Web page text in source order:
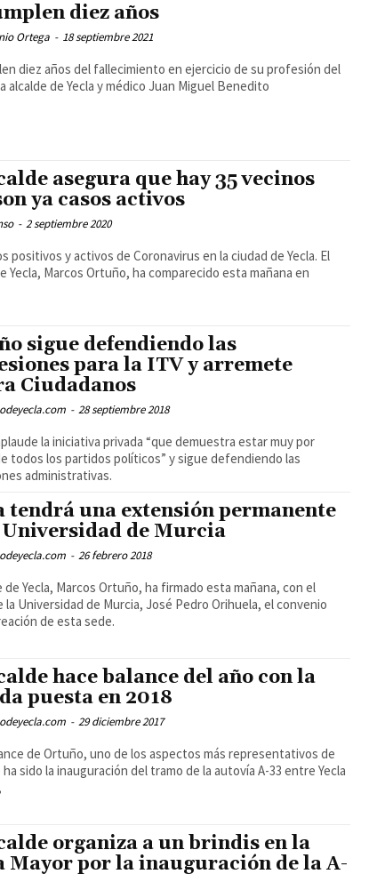
diez años
Ortega - 18 septiembre 2021
diez años del fallecimiento en ejercicio de su profesión del
alcalde de Yecla y médico Juan Miguel Benedito
asegura que hay 35 vecinos
ya casos activos
- 2 septiembre 2020
positivos y activos de Coronavirus en la ciudad de Yecla. El
Yecla, Marcos Ortuño, ha comparecido esta mañana en
sigue defendiendo las
para la ITV y arremete
Ciudadanos
- 28 septiembre 2018
la iniciativa privada “que demuestra estar muy por
todos los partidos políticos” y sigue defendiendo las
administrativas.
tendrá una extensión permanente
Universidad de Murcia
- 26 febrero 2018
de Yecla, Marcos Ortuño, ha firmado esta mañana, con el
la Universidad de Murcia, José Pedro Orihuela, el convenio
de esta sede.
hace balance del año con la
puesta en 2018
- 29 diciembre 2017
de Ortuño, uno de los aspectos más representativos de
sido la inauguración del tramo de la autovía A-33 entre Yecla
organiza a un brindis en la
Mayor por la inauguración de la A-